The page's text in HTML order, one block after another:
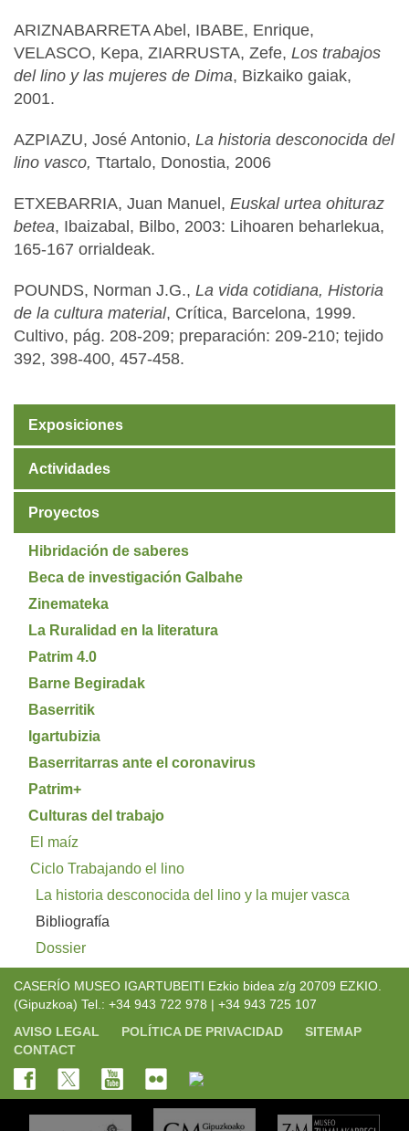
ARIZNABARRETA Abel, IBABE, Enrique,
VELASCO, Kepa, ZIARRUSTA, Zefe, Los trabajos
del lino y las mujeres de Dima, Bizkaiko gaiak,
2001.
AZPIAZU, José Antonio, La historia desconocida del
lino vasco, Ttartalo, Donostia, 2006
ETXEBARRIA, Juan Manuel, Euskal urtea ohituraz
betea, Ibaizabal, Bilbo, 2003: Lihoaren beharlekua,
165-167 orrialdeak.
POUNDS, Norman J.G., La vida cotidiana, Historia
de la cultura material, Crítica, Barcelona, 1999.
Cultivo, pág. 208-209; preparación: 209-210; tejido
392, 398-400, 457-458.
Exposiciones
Actividades
Proyectos
Hibridación de saberes
Beca de investigación Galbahe
Zinemateka
La Ruralidad en la literatura
Patrim 4.0
Barne Begiradak
Baserritik
Igartubizia
Baserritarras ante el coronavirus
Patrim+
Culturas del trabajo
El maíz
Ciclo Trabajando el lino
La historia desconocida del lino y la mujer vasca
Bibliografía
Dossier
CASERÍO MUSEO IGARTUBEITI Ezkio bidea z/g 20709 EZKIO.
(Gipuzkoa) Tel.: +34 943 722 978 | +34 943 725 107
AVISO LEGAL
POLÍTICA DE PRIVACIDAD
SITEMAP
CONTACT